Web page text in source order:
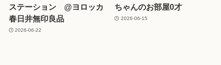
ステーション @ヨロッカ
春日井無印良品
2026-06-22
ちゃんのお部屋0才
2026-06-15